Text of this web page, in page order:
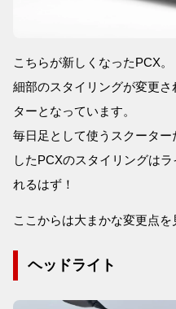
こちらが新しくなったPCX。
細部のスタイリングが変更
ターとなっています。
毎日足として使うスクータ
したPCXのスタイリングは
れるはず！
ここからは大まかな変更点を
ヘッドライト